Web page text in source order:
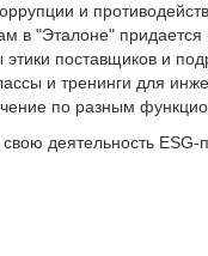
и
в "Эталоне"
этики поставщиков и
и тренинги для
по разным
деятельность